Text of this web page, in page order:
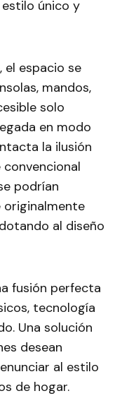
único y
el espacio se
mandos,
solo
en modo
la ilusión
podrían
originalmente
al diseño
fusión perfecta
tecnología
Una solución
desean
al estilo
de hogar.